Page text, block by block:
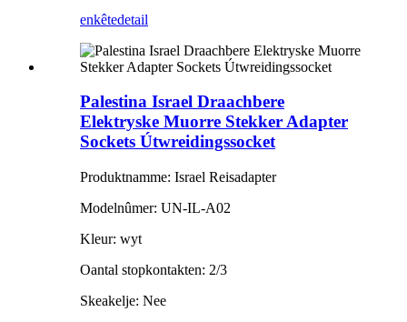
enkêtedetail
Palestina Israel Draachbere
Elektryske Muorre Stekker Adapter
Sockets Útwreidingssocket
Produktnamme: Israel Reisadapter
Modelnûmer: UN-IL-A02
Kleur: wyt
Oantal stopkontakten: 2/3
Skeakelje: Nee